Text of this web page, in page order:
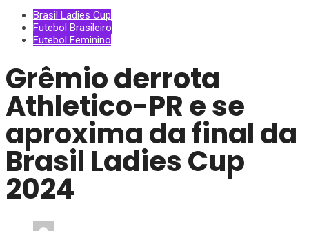
Brasil Ladies Cup
Futebol Brasileiro
Futebol Feminino
Grêmio derrota
Athletico-PR e se
aproxima da final da
Brasil Ladies Cup
2024